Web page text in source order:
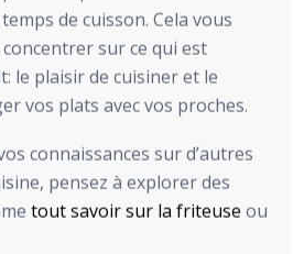
de cuisson. Cela vous
sur ce qui est
le plaisir de cuisiner et le
vos plats avec vos proches.
connaissances sur d’autres
pensez à explorer des
tout savoir sur la friteuse ou